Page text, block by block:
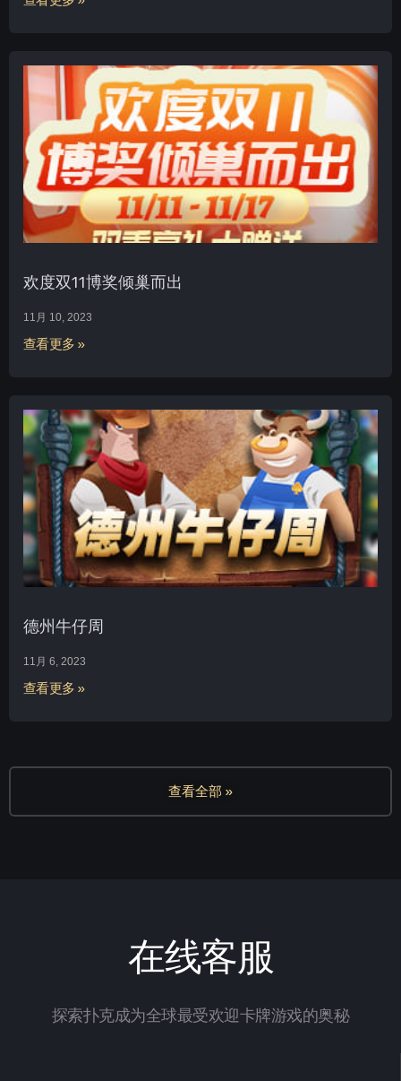
欢度双11博奖倾巢而出
11月 10, 2023
查看更多 »
德州牛仔周
11月 6, 2023
查看更多 »
查看全部 »
在线客服
探索扑克成为全球最受欢迎卡牌游戏的奥秘